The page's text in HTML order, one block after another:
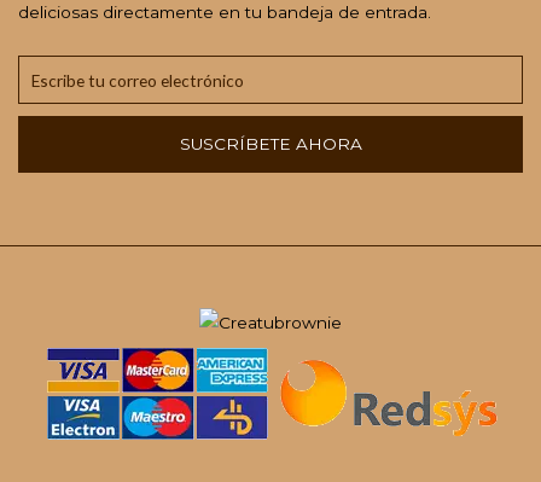
deliciosas directamente en tu bandeja de entrada.
SUSCRÍBETE AHORA